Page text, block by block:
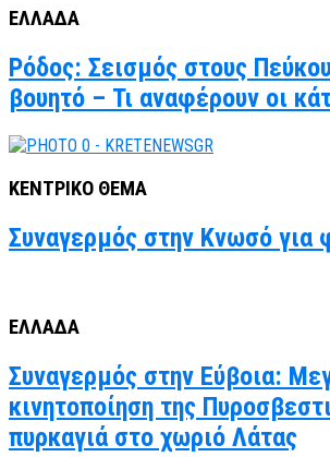
ΕΛΛΑΔΑ
Ρόδος: Σεισμός στους
βουητό – Τι αναφέρουν οι
ΚΕΝΤΡΙΚΟ ΘΕΜΑ
Συναγερμός στην Κνωσό για
ΕΛΛΑΔΑ
Συναγερμός στην Εύβοια:
κινητοποίηση της
πυρκαγιά στο χωριό Λάτας